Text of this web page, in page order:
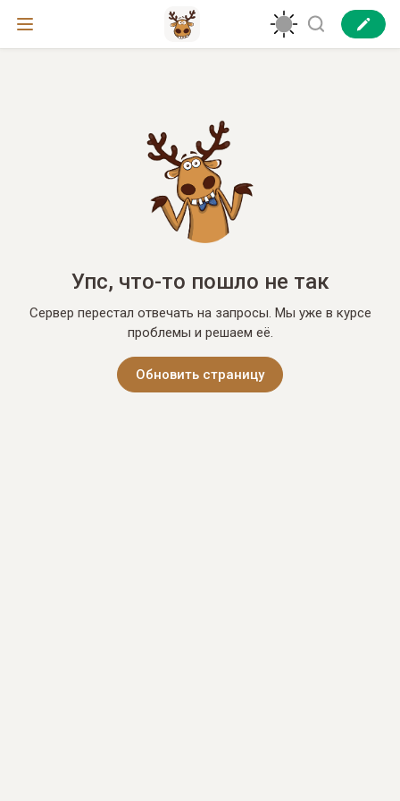
Упс, что-то пошло не так
Сервер перестал отвечать на запросы. Мы уже в курсе
проблемы и решаем её.
Обновить страницу